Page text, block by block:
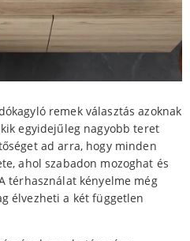
remek választás azoknak
egyidejűleg nagyobb teret
ad arra, hogy minden
ahol szabadon mozoghat és
térhasználat kényelme még
élvezheti a két független